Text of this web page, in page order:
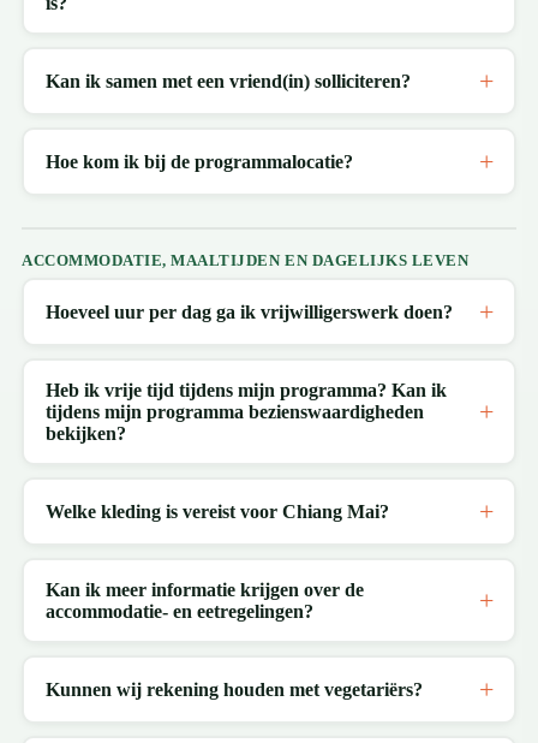
Kan ik samen met een vriend(in) solliciteren?
Hoe kom ik bij de programmalocatie?
ACCOMMODATIE, MAALTIJDEN EN DAGELIJKS LEVEN
Hoeveel uur per dag ga ik vrijwilligerswerk doen?
Heb ik vrije tijd tijdens mijn programma? Kan ik
tijdens mijn programma bezienswaardigheden
bekijken?
Welke kleding is vereist voor Chiang Mai?
Kan ik meer informatie krijgen over de
accommodatie- en eetregelingen?
Kunnen wij rekening houden met vegetariërs?